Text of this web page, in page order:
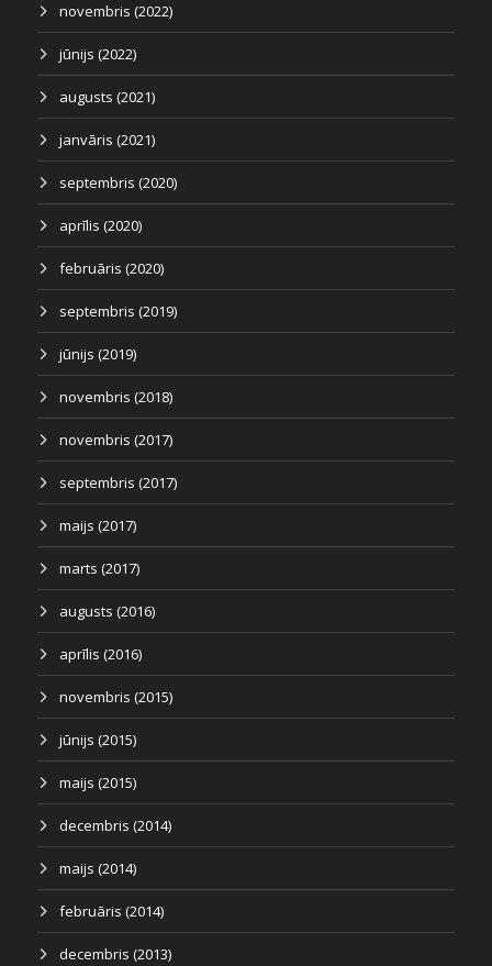
novembris (2022)
jūnijs (2022)
augusts (2021)
janvāris (2021)
septembris (2020)
aprīlis (2020)
februāris (2020)
septembris (2019)
jūnijs (2019)
novembris (2018)
novembris (2017)
septembris (2017)
maijs (2017)
marts (2017)
augusts (2016)
aprīlis (2016)
novembris (2015)
jūnijs (2015)
maijs (2015)
decembris (2014)
maijs (2014)
februāris (2014)
decembris (2013)